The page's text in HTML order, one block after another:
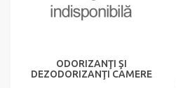
ODORIZANŢI ŞI
DEZODORIZANŢI CAMERE